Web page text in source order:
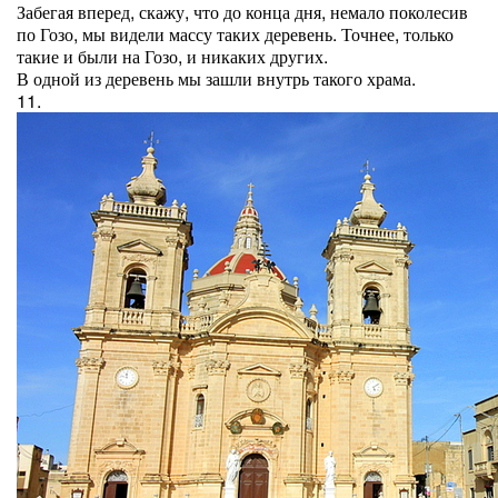
Забегая вперед, скажу, что до конца дня, немало поколесив
по Гозо, мы видели массу таких деревень. Точнее, только
такие и были на Гозо, и никаких других.
В одной из деревень мы зашли внутрь такого храма.
11.